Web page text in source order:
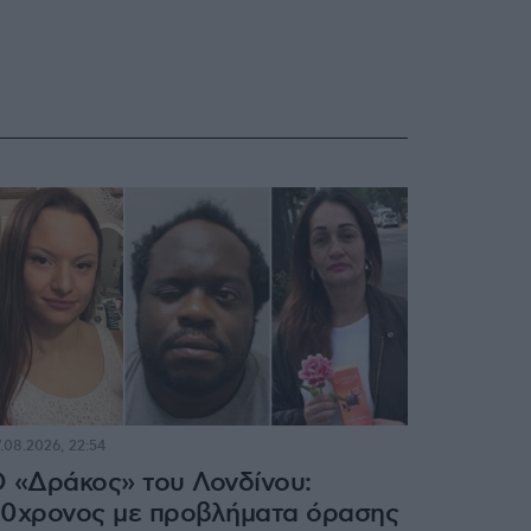
«Δράκος» του Λονδίνου:
με προβλήματα όρασης
22:54